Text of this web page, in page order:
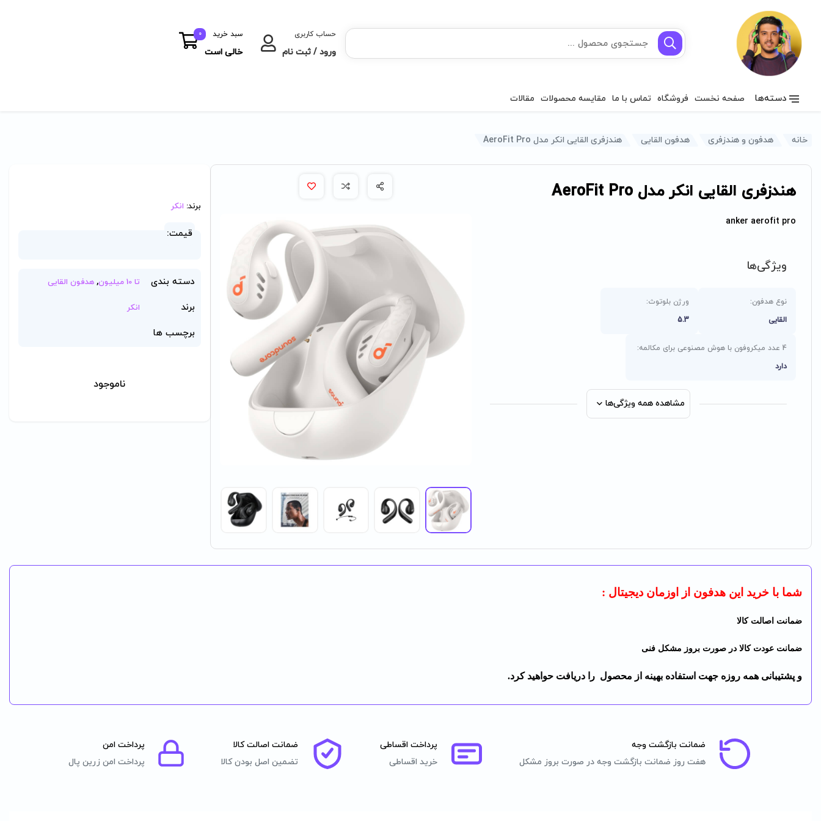
حساب کاربری
ورود / ثبت نام
سبد خرید
خالی است
0
دسته‌ها صفحه نخست فروشگاه تماس با ما مقایسه محصولات مقالات
خانه هدفون و هندزفری هدفون القایی هندزفری القایی انکر مدل AeroFit Pro
هندزفری القایی انکر مدل AeroFit Pro
anker aerofit pro
ویژگی‌ها
نوع هدفون:
القایی
ورژن بلوتوث:
5.3
4 عدد میکروفون با هوش مصنوعی برای مکالمه:
دارد
مشاهده همه ویژگی‌ها
برند: انکر
قیمت:
دسته بندی تا 10 میلیون ,هدفون القایی
برند انکر
برچسب ها
ناموجود
شما با خرید این هدفون از اوزمان دیجیتال :
ضمانت اصالت کالا
ضمانت عودت کالا در صورت بروز مشکل فنی
و پشتیبانی همه روزه جهت استفاده بهینه از محصول را دریافت حواهید کرد.
ضمانت بازگشت وجه
هفت روز ضمانت بازگشت وجه در صورت بروز مشکل
پرداخت اقساطی
خرید اقساطی
ضمانت اصالت کالا
تضمین اصل بودن کالا
پرداخت امن
پرداخت امن زرین پال